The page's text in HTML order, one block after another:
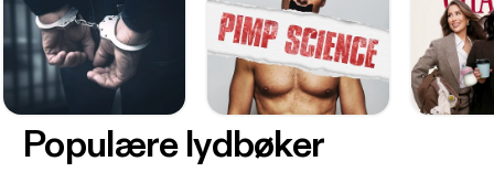
Populære lydbøker